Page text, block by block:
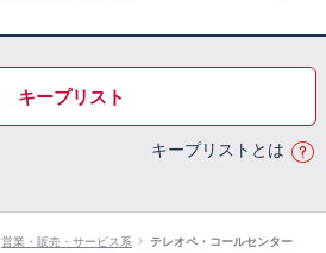
キープリスト
キープリストとは
営業・販売・サービス系 テレオペ・コールセンター